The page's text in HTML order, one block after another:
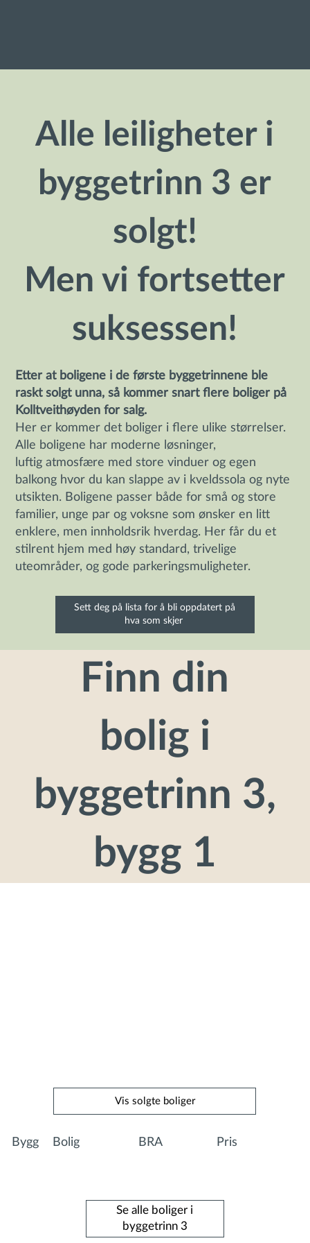
Finn din
bolig i
byggetrinn 3,
bygg 1
Vis solgte boliger
BRA Pris
Bygg Bolig
Se alle boliger i
byggetrinn 3
Alle leiligheter i
byggetrinn 3 er
solgt!
Men vi fortsetter
suksessen!
Etter at boligene i de første byggetrinnene ble
raskt solgt unna, så kommer snart flere boliger på
Kolltveithøyden for salg.
Her er kommer det boliger i flere ulike størrelser.
Alle boligene har moderne løsninger,
luftig atmosfære med store vinduer og egen
balkong hvor du kan slappe av i kveldssola og nyte
utsikten. Boligene passer både for små og store
familier, unge par og voksne som ønsker en litt
enklere, men innholdsrik hverdag. Her får du et
stilrent hjem med høy standard, trivelige
uteområder, og gode parkeringsmuligheter.
Sett deg på lista for å bli oppdatert på
hva som skjer